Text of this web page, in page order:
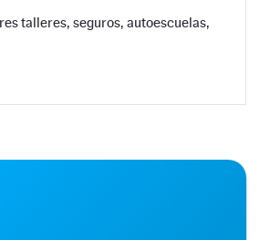
talleres, seguros, autoescuelas,